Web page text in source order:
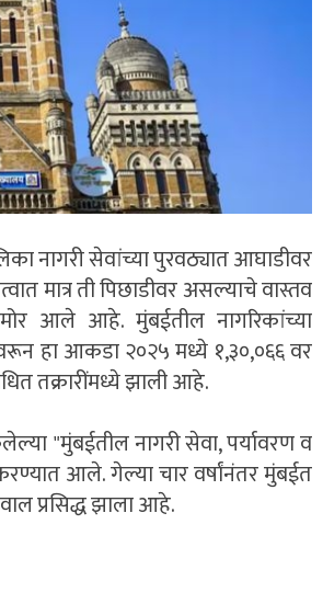
नागरी सेवांच्या पुरवठ्यात आघाडीवर
मात्र ती पिछाडीवर असल्याचे वास्तव
आले आहे. मुंबईतील नागरिकांच्या
हा आकडा २०२५ मध्ये १,३०,०६६ वर
तक्रारींमध्ये झाली आहे.
"मुंबईतील नागरी सेवा, पर्यावरण व
आले. गेल्या चार वर्षांनंतर मुंबईत
प्रसिद्ध झाला आहे.